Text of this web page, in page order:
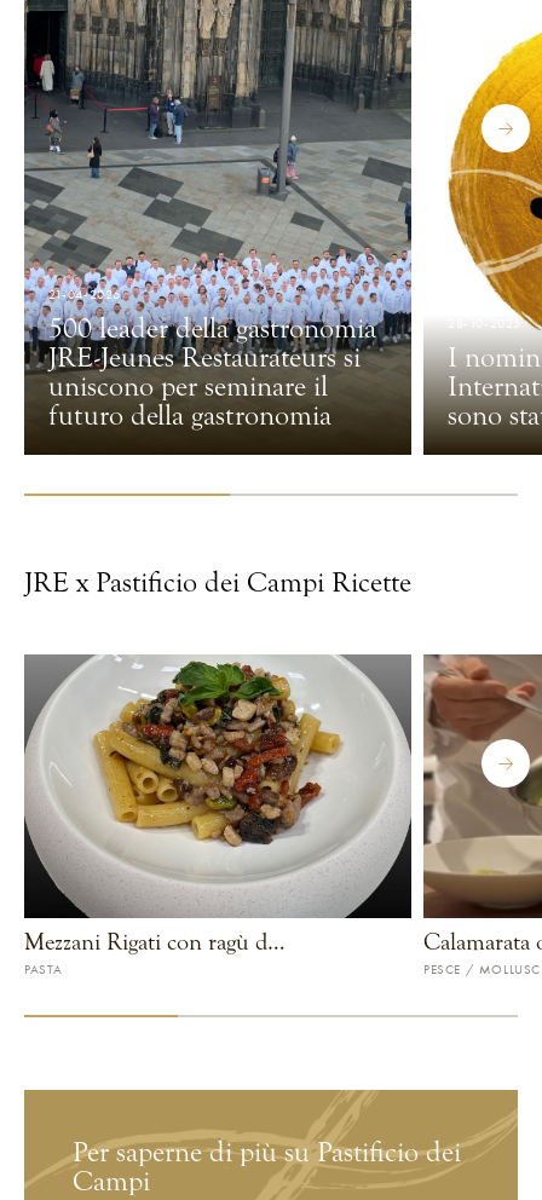
21-04-2026
500 leader della gastronomia
JRE-Jeunes Restaurateurs si
uniscono per seminare il
futuro della gastronomia
I
sono
JRE x Pastificio dei Campi Ricette
Mezzani Rigati con ragù di cinta senese
PASTA
PESCE /
Per saperne di più su Pastificio dei
Campi